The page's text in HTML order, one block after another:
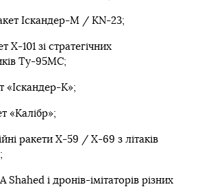
Іскандер-М / KN-23;
Х-101 зі стратегічних
Ту-95МС;
«Іскандер-К»;
«Калібр»;
ракети Х-59 / Х-69 з літаків
і дронів-імітаторів різних